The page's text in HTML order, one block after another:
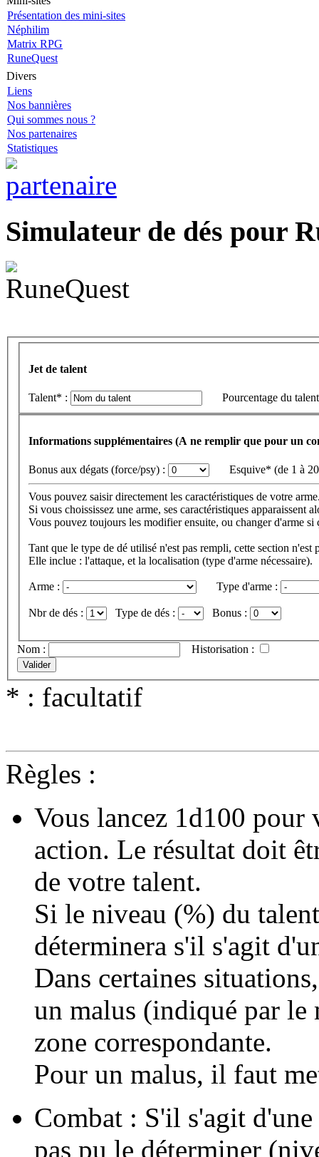
Présentation des mini-sites
Néphilim
Matrix RPG
RuneQuest
Divers
Liens
Nos bannières
Qui sommes nous ?
Nos partenaires
Statistiques
Simulateur de dés pour
Jet de talent
Talent* : Pourcentage du
Informations supplémentaires (A ne remplir que pour un
Bonus aux dégats (force/psy) : Esquive* (de 1 à
Vous pouvez saisir directement les caractéristiques de votre
Si vous choississez une arme, ses caractéristiques apparaissent
Vous pouvez toujours les modifier ensuite, ou changer d'arme si
Tant que le type de dé utilisé n'est pas rempli, cette section n'est
Elle inclue : l'attaque, et la localisation (type d'arme nécessaire).
Arme : Type d'arme :
Nbr de dés : Type de dés : Bonus :
Nom : Historisation :
* : facultatif
Règles :
Vous lancez 1d100 pour
action. Le résultat doit
de votre talent.
Si le niveau (%) du
déterminera s'il s'agit
Dans certaines
un malus (indiqué par le
zone correspondante.
Pour un malus, il faut
Combat : S'il s'agit
pas pu le déterminer